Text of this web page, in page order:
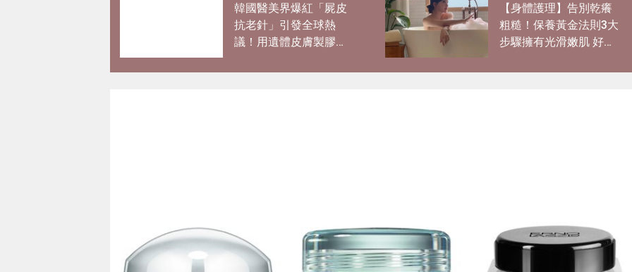
韓國醫美界爆紅「屍皮
抗老針」引發全球熱
議！用遺體皮膚製膠原
極致但還原BB肌」
【身體護理】告別乾癢
粗糙！保養黃金法則3大
步驟擁有光滑嫩肌 好用